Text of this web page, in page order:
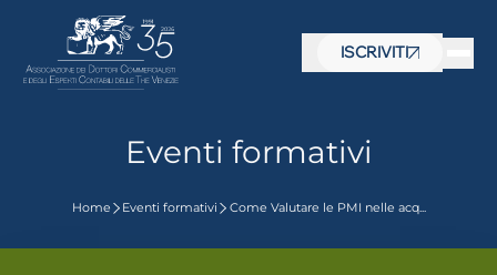
ISCRIVITI
Eventi formativi
Home Eventi formativi Come Valutare le PMI nelle acq...